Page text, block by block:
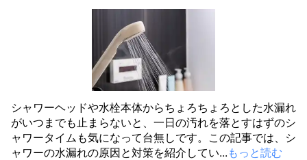
シャワーヘッドや水栓本体からちょろちょろとした水漏れ
がいつまでも止まらないと、一日の汚れを落とすはずのシ
ャワータイムも気になって台無しです。この記事では、シ
ャワーの水漏れの原因と対策を紹介してい... もっと読む